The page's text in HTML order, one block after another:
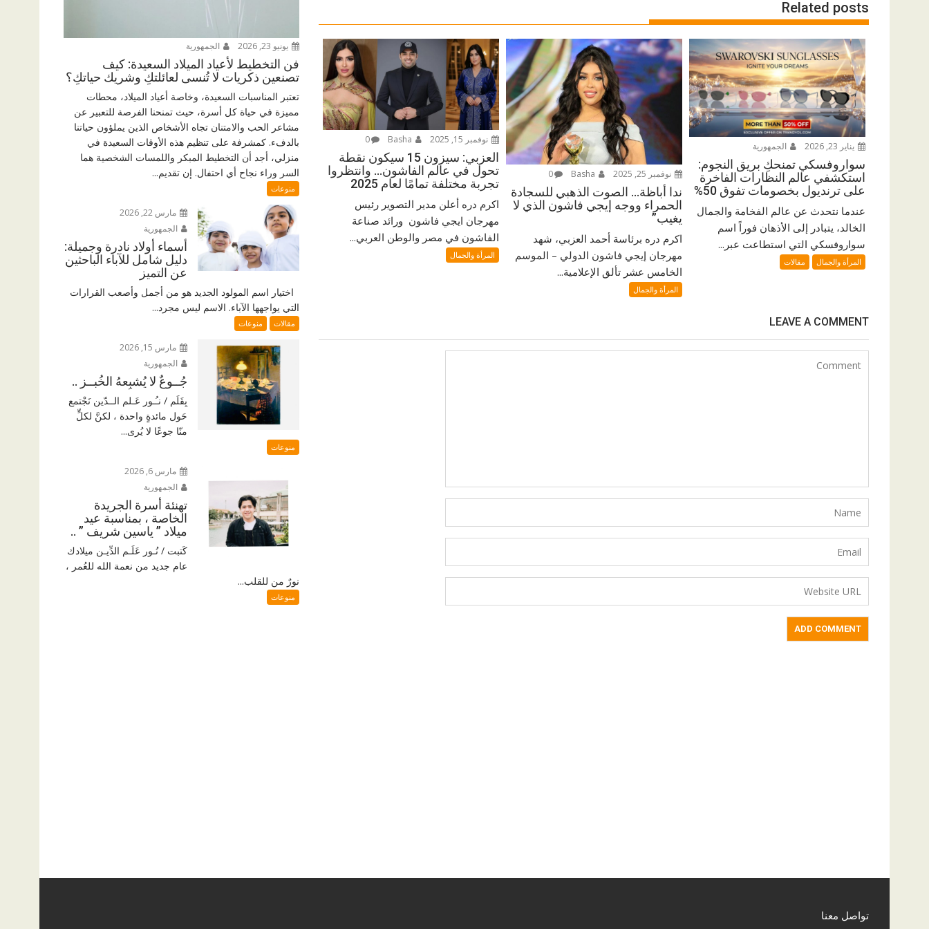
Related posts
يناير 23, 2026 الجمهورية
سواروفسكي تمنحكِ بريق النجوم:
استكشفي عالم النظارات الفاخرة
على ترنديول بخصومات تفوق 50%
عندما نتحدث عن عالم الفخامة والجمال
الخالد، يتبادر إلى الأذهان فوراً اسم
سواروفسكي التي استطاعت عبر...
المرأة والجمال مقالات
نوفمبر 25, 2025 0
ندا أباظة… الصوت الذهبي للسجادة
الحمراء ووجه إيجي فاشون الذي لا
يغيب”
اكرم دره برئاسة أحمد العزبي، شهد
مهرجان إيجي فاشون الدولي – الموسم
الخامس عشر تألق الإعلامية...
المرأة والجمال
نوفمبر 15, 2025 0
العزبي: سيزون 15 سيكون نقطة
تحول في عالم الفاشون… وانتظروا
تجربة مختلفة تمامًا لعام 2025
اكرم دره أعلن مدير التصوير رئيس
مهرجان ايجي فاشون ورائد صناعة
الفاشون في مصر والوطن العربي...
المرأة والجمال
LEAVE A COMMENT
يونيو 23, 2026 الجمهورية
فن التخطيط لأعياد الميلاد السعيدة: كيف
تصنعين ذكريات لا تُنسى لعائلتكِ وشريك حياتكِ؟
تعتبر المناسبات السعيدة، وخاصة أعياد الميلاد، محطات
مميزة في حياة كل أسرة، حيث تمنحنا الفرصة للتعبير عن
مشاعر الحب والامتنان تجاه الأشخاص الذين يملؤون حياتنا
بالدفء. كمشرفة على تنظيم هذه الأوقات السعيدة في
منزلي، أجد أن التخطيط المبكر واللمسات الشخصية هما
السر وراء نجاح أي احتفال. إن تقديم...
منوعات
مارس 22, 2026
الجمهورية
أسماء أولاد نادرة وجميلة:
دليل شامل للآباء الباحثين
عن التميز
اختيار اسم المولود الجديد هو من أجمل وأصعب القرارات
التي يواجهها الآباء. الاسم ليس مجرد...
مقالات منوعات
مارس 15, 2026
الجمهورية
جُــوعٌ لا يُشبِعهُ الخُبــز ..
بِقَلَم / نـُـور عَـلم الــدّين نَجْتمع
حَول مائدةٍ واحدة ، لكنَّ لكلٍّ
منّا جوعًا لا يُرى...
منوعات
مارس 6, 2026
الجمهورية
تهنئة أسرة الجريدة
الخاصة ، بمناسبة عيد
ميلاد ” ياسين شريف ” ..
كَتبت / نُـور عَلَـم الدِّيـن ميلادك
عام جديد من نعمة الله للعُمر ،
نورٌ من للقلب...
منوعات
تواصل معنا